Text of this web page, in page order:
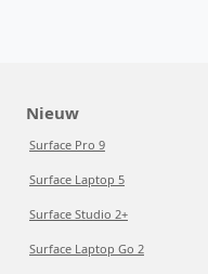
Nieuw
Surface Pro 9
Surface Laptop 5
Surface Studio 2+
Surface Laptop Go 2